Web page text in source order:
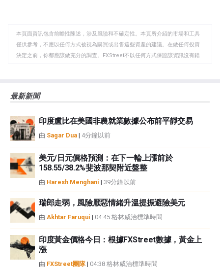
板
本頁面資訊包含前瞻性陳述，涉及風險和不確定性。本頁所介紹的市場和工具
僅供參考，不應以任何方式被視為購買或出售這些資產的建議。在做任何投資
決定之前，你都應該做充分的調查。FXStreet不以任何方式保證該資訊沒有錯
觀點，並不代表FXStreet或其廣告商的官方政策或立場。作者不對本頁連結的
如果文章正文中沒有明確提到，在撰寫本文時，作者在本文中提到的任何股票
中都沒有頭寸，也沒有與文中提到的任何公司有業務關係。除了FXStreet，作
者沒有收到撰寫這篇文章的報酬。
FXStreet和作者不提供個性化的建議。作者對該資訊的準確性、完整性或適用
性不作任何陳述。FXStreet和作者將不承擔任何錯誤，遺漏或任何損失，傷害
或損害由此資訊及其顯示或使用引起的。錯誤和遺漏除外。本文作者和
FXStreet並非註冊投資顧問，本文內容無意提供任何投資建議。
最新新聞
印度盧比在美國非農就業數據公布前平靜交易
由 Sagar Dua | 4分鐘以前
美元/日元價格預測：在下一輪上漲前於
158.55/38.2%斐波那契附近盤整
由 Haresh Menghani | 39分鐘以前
瑞郎走弱，風險厭惡情緒升溫提振避險美元
由 Akhtar Faruqui | 04:45 格林威治標準時間
印度黃金價格今日：根據FXStreet數據，黃金上
漲
由 FXStreet團隊| 04:38 格林威治標準時間